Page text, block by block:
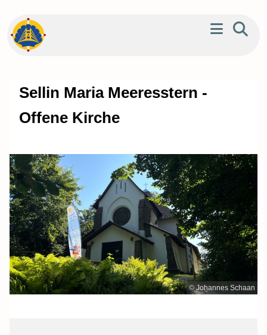
Sellin Maria Meeresstern -
Offene Kirche
© Johannes Schaan